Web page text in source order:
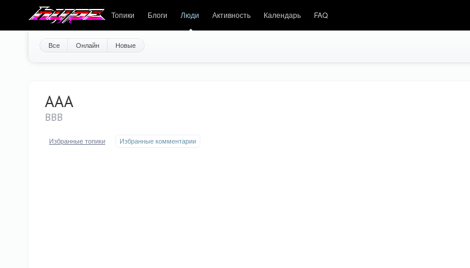
Топики Блоги Люди Активность Календарь FAQ
Все Онлайн Новые
AAA
ВВВ
Избранные топики Избранные комментарии